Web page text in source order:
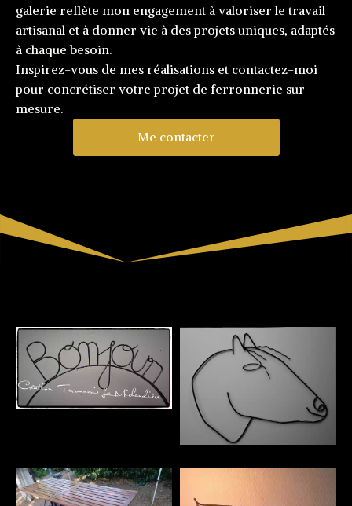
galerie reflète mon engagement à valoriser le travail
artisanal et à donner vie à des projets uniques, adaptés
à chaque besoin.
Inspirez-vous de mes réalisations et contactez-moi
pour concrétiser votre projet de ferronnerie sur
mesure.
Me contacter